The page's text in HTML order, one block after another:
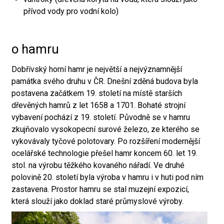
přívod vody pro vodní kolo)
o hamru
Dobřívský horní hamr je největší a nejvýznamnější
památka svého druhu v ČR. Dnešní zděná budova byla
postavena začátkem 19. století na místě starších
dřevěných hamrů z let 1658 a 1701. Bohaté strojní
vybavení pochází z 19. století. Původně se v hamru
zkujňovalo vysokopecní surové železo, ze kterého se
vykovávaly tyčové polotovary. Po rozšíření modernější
ocelářské technologie přešel hamr koncem 60. let 19.
stol. na výrobu těžkého kovaného nářadí. Ve druhé
polovině 20. století byla výroba v hamru i v huti pod ním
zastavena. Prostor hamru se stal muzejní expozicí,
která slouží jako doklad staré průmyslové výroby.